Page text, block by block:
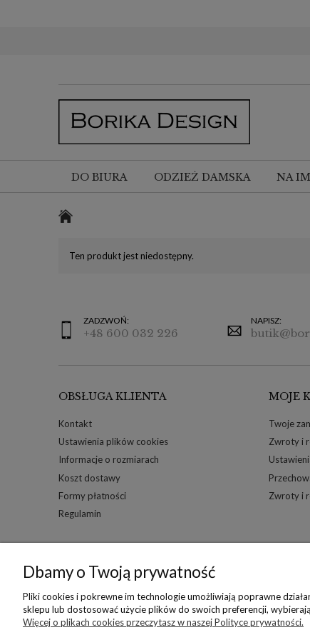
DO BIURA ODZIEŻ DAMSKA NA
Ten produkt jest niedostępny.
ZADZWOŃ:
+48 600 032 226
NAPISZ:
OBSŁUGA KLIENTA
Kontakt
Ustawienia plików cookies
Informacje o rozmiarach
Koszt dostawy
Formy płatności
Regulamin
MOJE
Twoje
Zwroty i
Zwroty i
Copyright © 2022 Borika.pl
Dbamy o Twoją prywatność
Pliki cookies i pokrewne im technologie umożliwiają poprawne
sklepu lub dostosować użycie plików do swoich preferencji,
Więcej o plikach cookies przeczytasz w naszej Polityce prywatności.